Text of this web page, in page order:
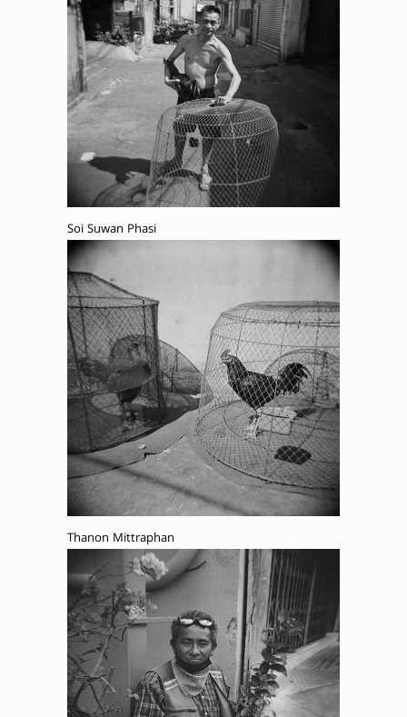
Soi Suwan Phasi
Thanon Mittraphan